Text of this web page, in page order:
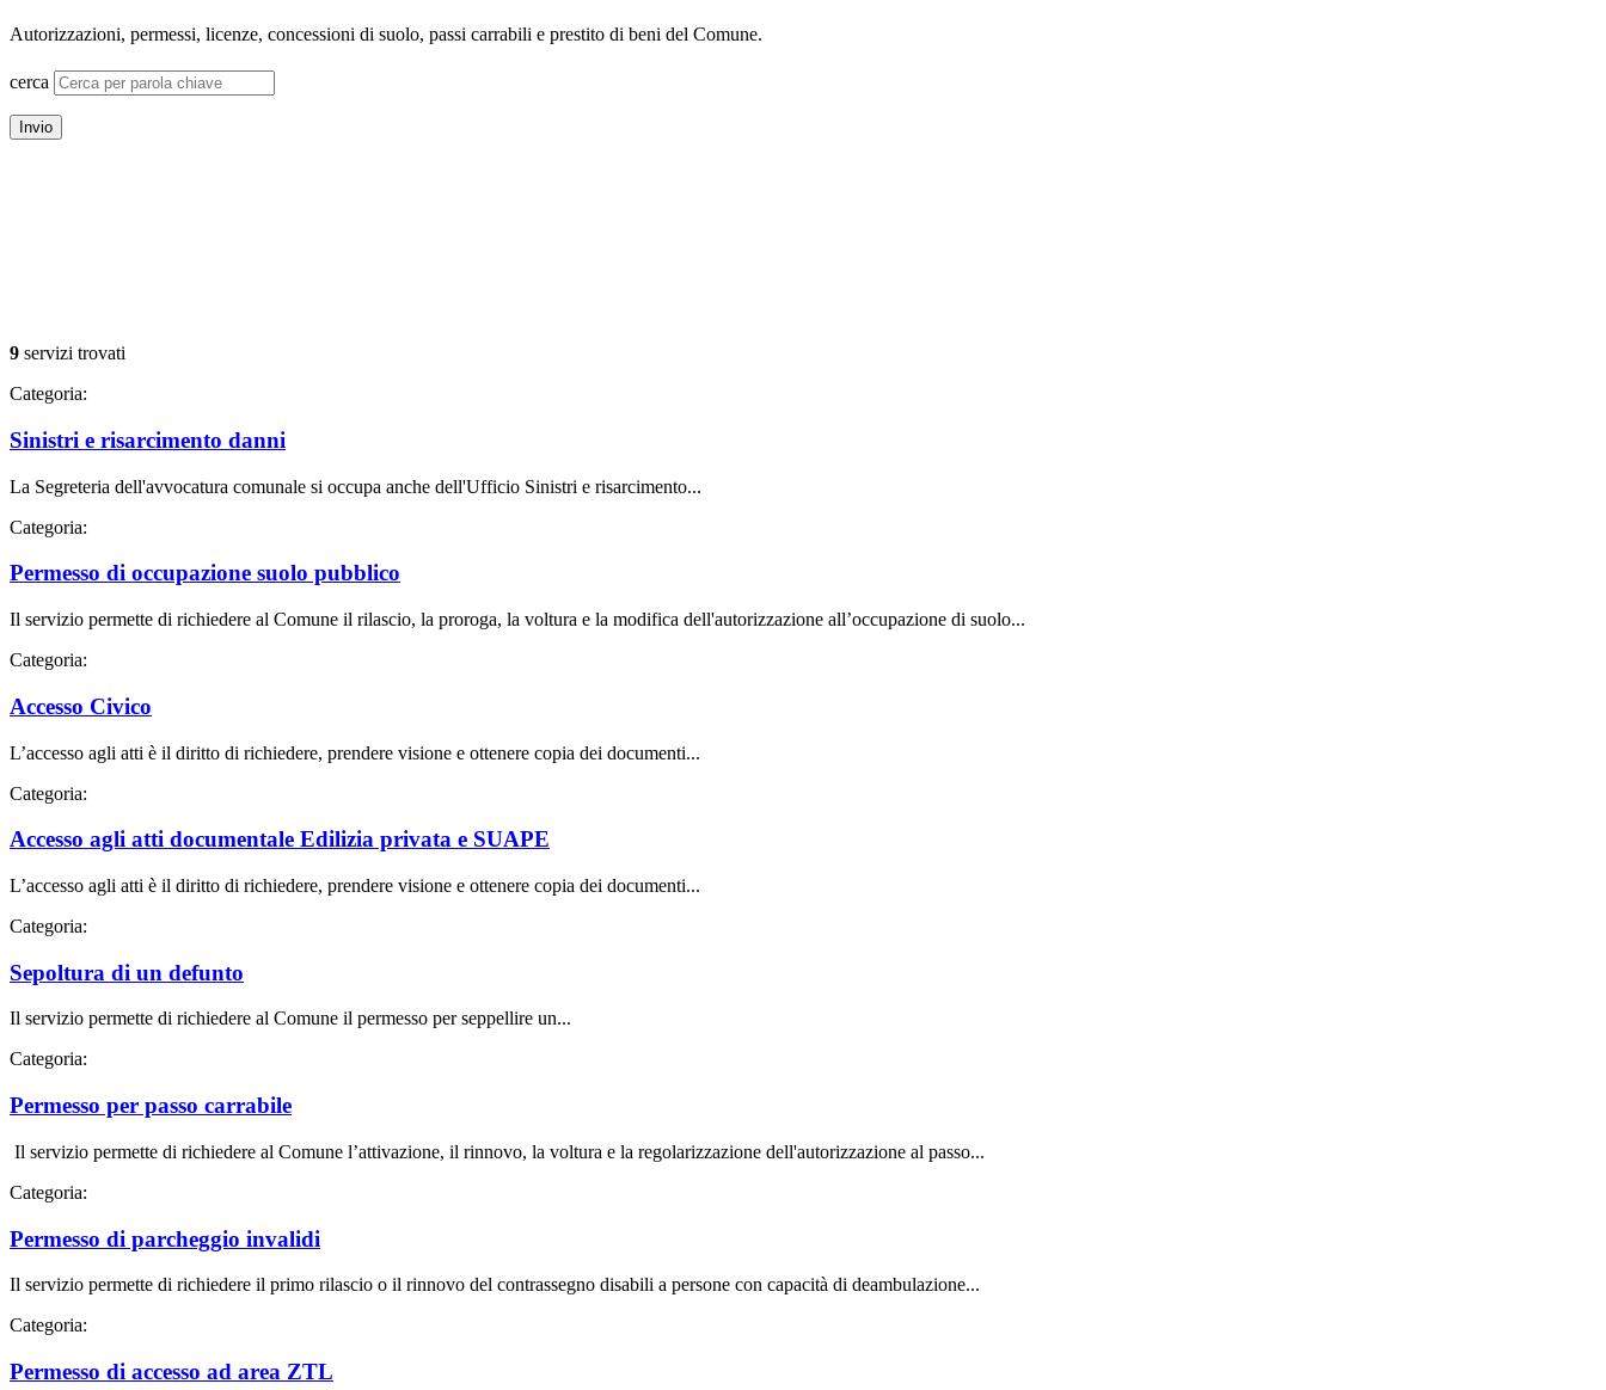
Autorizzazioni, permessi, licenze, concessioni di suolo, passi carrabili e prestito di beni del Comune.
cerca
Invio
9 servizi trovati
Categoria:
Sinistri e risarcimento danni
La Segreteria dell'avvocatura comunale si occupa anche dell'Ufficio Sinistri e risarcimento...
Categoria:
Permesso di occupazione suolo pubblico
Il servizio permette di richiedere al Comune il rilascio, la proroga, la voltura e la modifica dell'autorizzazione all’occupazione di suolo...
Categoria:
Accesso Civico
L’accesso agli atti è il diritto di richiedere, prendere visione e ottenere copia dei documenti...
Categoria:
Accesso agli atti documentale Edilizia privata e SUAPE
L’accesso agli atti è il diritto di richiedere, prendere visione e ottenere copia dei documenti...
Categoria:
Sepoltura di un defunto
Il servizio permette di richiedere al Comune il permesso per seppellire un...
Categoria:
Permesso per passo carrabile
Il servizio permette di richiedere al Comune l’attivazione, il rinnovo, la voltura e la regolarizzazione dell'autorizzazione al passo...
Categoria:
Permesso di parcheggio invalidi
Il servizio permette di richiedere il primo rilascio o il rinnovo del contrassegno disabili a persone con capacità di deambulazione...
Categoria:
Permesso di accesso ad area ZTL